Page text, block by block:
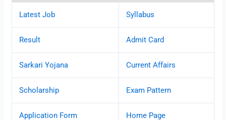
Latest Job Syllabus
Result Admit Card
Sarkari Yojana Current Affairs
Scholarship Exam Pattern
Application Form Home Page